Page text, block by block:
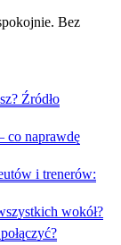
Bez
Źródło
co naprawdę
i trenerów:
wokół?